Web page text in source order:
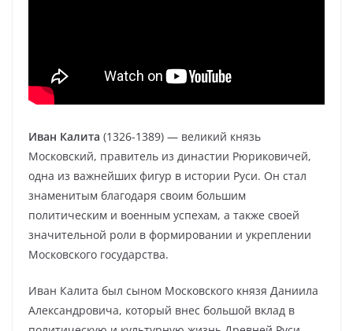
Иван Калита (1326-1389) — великий князь
Московский, правитель из династии Рюриковичей,
одна из важнейших фигур в истории Руси. Он стал
знаменитым благодаря своим большим
политическим и военным успехам, а также своей
значительной роли в формировании и укреплении
Московского государства.
Иван Калита был сыном Московского князя Даниила
Александровича, который внес большой вклад в